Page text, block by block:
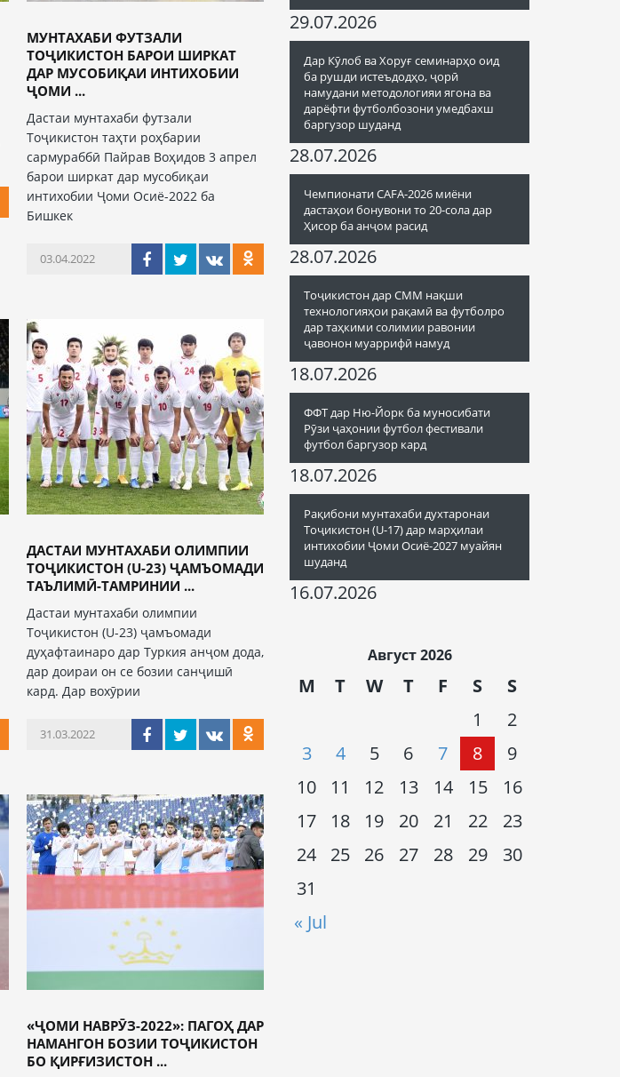
МУНТАХАБИ ФУТЗАЛИ
ТОҶИКИСТОН БАРОИ ШИРКАТ
ДАР МУСОБИҚАИ ИНТИХОБИИ
ҶОМИ ...
Дастаи мунтахаби футзали
Тоҷикистон таҳти роҳбарии
сармураббӣ Пайрав Воҳидов 3 апрел
барои ширкат дар мусобиқаи
интихобии Ҷоми Осиё-2022 ба
Бишкек
03.04.2022
ДАСТАИ МУНТАХАБИ ОЛИМПИИ
ТОҶИКИСТОН (U-23) ҶАМЪОМАДИ
ТАЪЛИМӢ-ТАМРИНИИ ...
Дастаи мунтахаби олимпии
Тоҷикистон (U-23) ҷамъомади
дуҳафтаинаро дар Туркия анҷом дода,
дар доираи он се бозии санҷишӣ
кард. Дар вохӯрии
31.03.2022
«ҶОМИ НАВРӮЗ-2022»: ПАГОҲ ДАР
НАМАНГОН БОЗИИ ТОҶИКИСТОН
БО ҚИРҒИЗИСТОН ...
29.07.2026
Дар Кӯлоб ва Хоруғ семинарҳо оид
ба рушди истеъдодҳо, ҷорӣ
намудани методологияи ягона ва
дарёфти футболбозони умедбахш
баргузор шуданд
28.07.2026
Чемпионати CAFA-2026 миёни
дастаҳои бонувони то 20-сола дар
Ҳисор ба анҷом расид
28.07.2026
Тоҷикистон дар СММ нақши
технологияҳои рақамӣ ва футболро
дар таҳкими солимии равонии
ҷавонон муаррифӣ намуд
18.07.2026
ФФТ дар Ню-Йорк ба муносибати
Рӯзи ҷаҳонии футбол фестивали
футбол баргузор кард
18.07.2026
Рақибони мунтахаби духтаронаи
Тоҷикистон (U-17) дар марҳилаи
интихобии Ҷоми Осиё-2027 муайян
шуданд
16.07.2026
Август 2026
M T W T F S S
« Jul
1
2
3
4 5 6 7 8
9
10
11 12 13 14 15
16
17
18 19 20 21 22
23
24
25 26 27 28 29
30
31